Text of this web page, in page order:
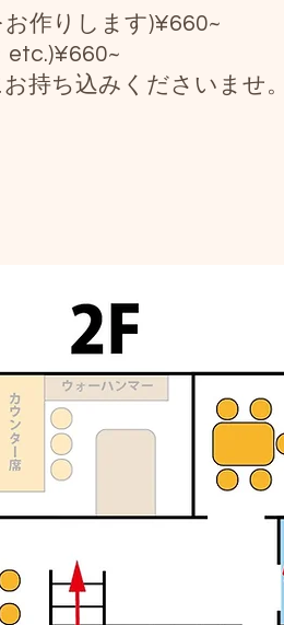
作りします)¥660~
持ち込みくださいませ。